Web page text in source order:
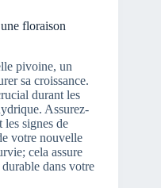
floraison
pivoine, un
sa croissance.
durant les
Assurez-
les signes de
votre nouvelle
cela assure
dans votre